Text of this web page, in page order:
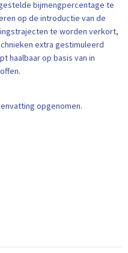
bijmengpercentage te
op de introductie van de
te worden verkort,
extra gestimuleerd
haalbaar op basis van in
opgenomen.